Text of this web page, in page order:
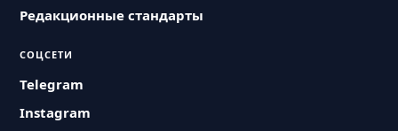
Редакционные стандарты
СОЦСЕТИ
Telegram
Instagram